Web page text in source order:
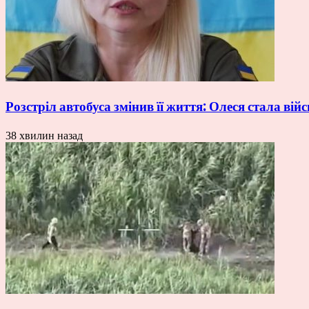
Розстріл автобуса змінив її життя: Олеся стала
38 хвилин назад